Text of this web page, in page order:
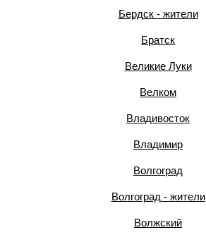
Бердск - жители
Братск
Великие Луки
Велком
Владивосток
Владимир
Волгоград
Волгоград - жители
Волжский